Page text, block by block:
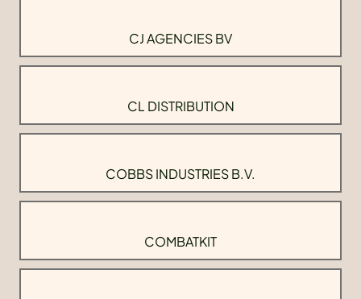
CJ AGENCIES BV
CL DISTRIBUTION
COBBS INDUSTRIES B.V.
COMBATKIT